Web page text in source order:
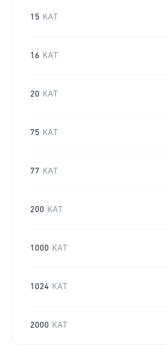
15 KAT
16 KAT
20 KAT
75 KAT
77 KAT
200 KAT
1000 KAT
1024 KAT
2000 KAT